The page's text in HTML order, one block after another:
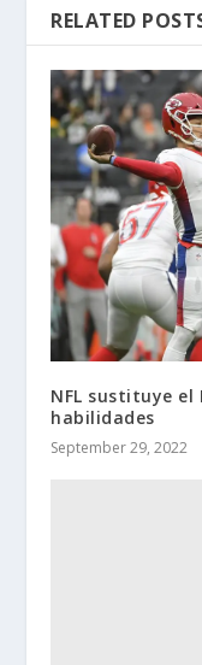
RELATED
NFL sustituye el
habilidades
September 29, 2022